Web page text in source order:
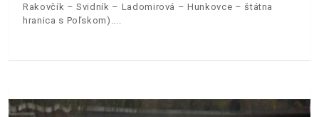
Rakovčík – Svidník – Ladomirová – Hunkovce – štátna
hranica s Poľskom).